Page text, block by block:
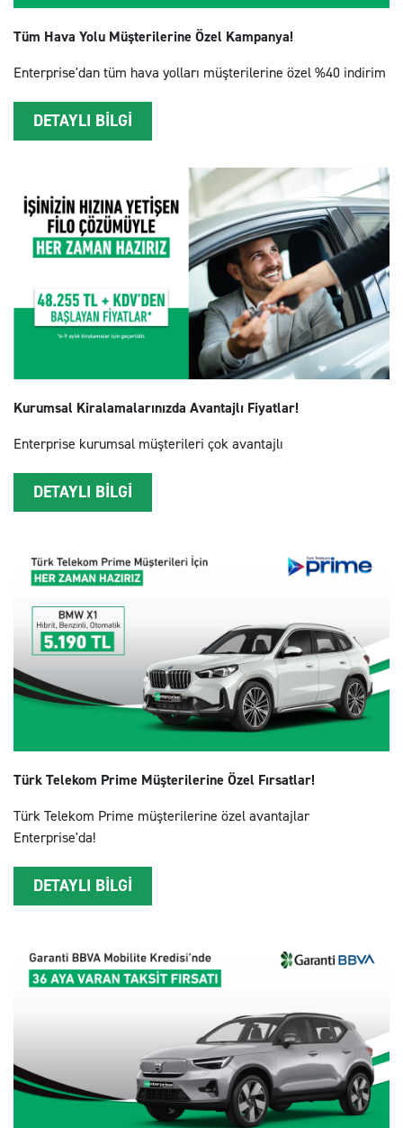
Tüm Hava Yolu Müşterilerine Özel Kampanya!
Enterprise'dan tüm hava yolları müşterilerine özel %40 indirim
DETAYLI BİLGİ
Kurumsal Kiralamalarınızda Avantajlı Fiyatlar!
Enterprise kurumsal müşterileri çok avantajlı
DETAYLI BİLGİ
Türk Telekom Prime Müşterilerine Özel Fırsatlar!
Türk Telekom Prime müşterilerine özel avantajlar
Enterprise'da!
DETAYLI BİLGİ